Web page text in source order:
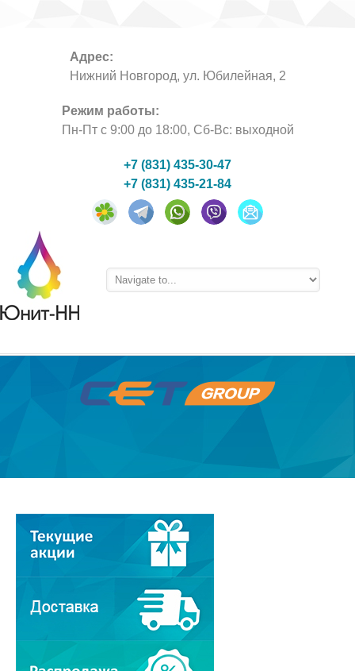
Адрес:
Нижний Новгород, ул. Юбилейная, 2
Режим работы:
Пн-Пт с 9:00 до 18:00, Сб-Вс: выходной
+7 (831) 435-30-47
+7 (831) 435-21-84
Ролики и тормозные площадки